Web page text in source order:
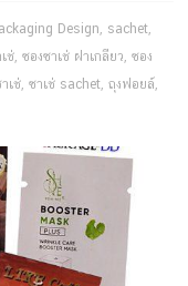
Design, sachet,
ช่,ซองซาเช่ ฝาเกลียว,ซอง
เช่,ซาเช่ sachet,ถุงฟอยล์,